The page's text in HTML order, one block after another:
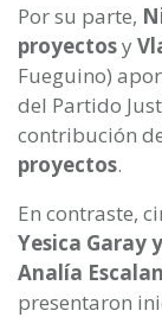
Por su parte,
proyectosy
Fueguino)
del Partido
contribución
proyectos.
En contraste,
Yesica Garay
Analía
presentaron